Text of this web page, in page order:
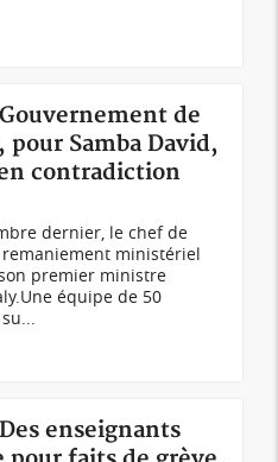
de
pour Samba David,
contradiction
dernier, le chef de
remaniement ministériel
premier ministre
équipe de 50
enseignants